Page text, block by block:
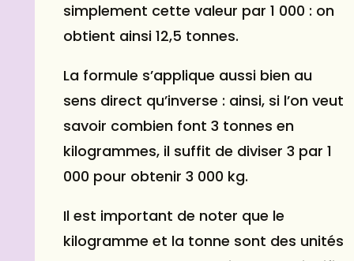
simplement cette valeur par 1 000 : on
obtient ainsi 12,5 tonnes.
La formule s’applique aussi bien au
sens direct qu’inverse : ainsi, si l’on veut
savoir combien font 3 tonnes en
kilogrammes, il suffit de diviser 3 par 1
000 pour obtenir 3 000 kg.
Il est important de noter que le
kilogramme et la tonne sont des unités